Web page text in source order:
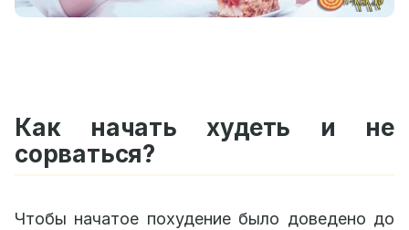
Как начать худеть и не
сорваться?
Чтобы начатое похудение было доведено до